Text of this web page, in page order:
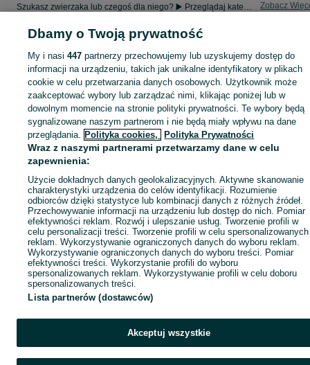
Szukasz zwierzaka lub czegoś dla niego? ▶️ Przeglądaj kategorię Zwierzęta na OLX Celiny i znajdź to, czego potrzebujesz w atrakcyjnych cenach! Zobacz
Mapa kategorii
Mapa miejscowości
Mapa ministron
Popularne wyszukiwania
Dbamy o Twoją prywatność
My i nasi447 partnerzy przechowujemy lub uzyskujemy dostęp do
informacji na urządzeniu, takich jak unikalne identyfikatory w plikach
cookie w celu przetwarzania danych osobowych. Użytkownik może
zaakceptować wybory lub zarządzać nimi, klikając poniżej lub w
dowolnym momencie na stronie polityki prywatności. Te wybory będą
sygnalizowane naszym partnerom i nie będą miały wpływu na dane
przeglądania. Polityka cookies, Polityka Prywatności
Wraz z naszymi partnerami przetwarzamy dane w celu
zapewnienia:
Użycie dokładnych danych geolokalizacyjnych. Aktywne skanowanie
charakterystyki urządzenia do celów identyfikacji. Rozumienie
odbiorców dzięki statystyce lub kombinacji danych z różnych źródeł.
Przechowywanie informacji na urządzeniu lub dostęp do nich. Pomiar
efektywności reklam. Rozwój i ulepszanie usług. Tworzenie profili w
celu personalizacji treści. Tworzenie profili w celu spersonalizowanych
reklam. Wykorzystywanie ograniczonych danych do wyboru reklam.
Wykorzystywanie ograniczonych danych do wyboru treści. Pomiar
efektywności treści. Wykorzystanie profili do wyboru
spersonalizowanych reklam. Wykorzystywanie profili w celu doboru
spersonalizowanych treści.
Lista partnerów (dostawców)
Akceptuj wszystkie